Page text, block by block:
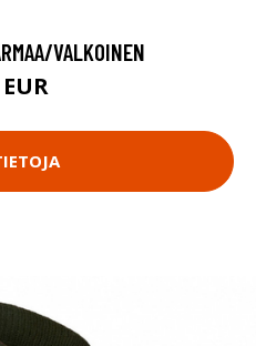
VALKOINEN